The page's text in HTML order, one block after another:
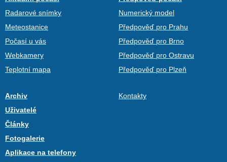
Radarové snímky
Meteostanice
Počasí u vás
Webkamery
Teplotní mapa
Numerický model
Předpověď pro Prahu
Předpověď pro Brno
Předpověď pro Ostravu
Předpověď pro Plzeň
Archiv
Uživatelé
Články
Fotogalerie
Aplikace na telefony
Kontakty